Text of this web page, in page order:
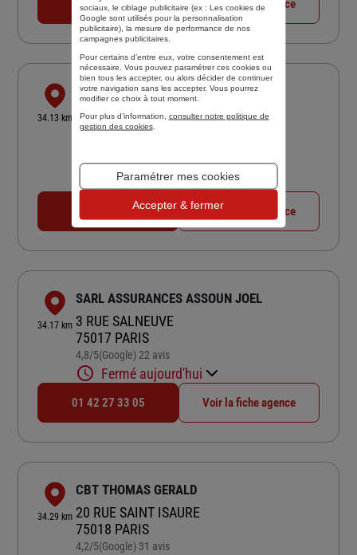
01 42 63 70 07 Voir la fiche agence
34.13 km
CABINET CTN CONSEILS - MARNE LA
26 AVE HERGE
4,9/5Note de 4.9 sur 5
(Google) 49 avis
Fermé aujourd'hui
01 86 90 50 86 Voir la fiche agence
34.17 km
SARL ASSURANCES ASSOUN JOEL
3 RUE SALNEUVE
75017 PARIS
4,8/5Note de 4.8 sur 5
(Google) 22 avis
Fermé aujourd'hui
01 42 27 33 05 Voir la fiche agence
34.29 km
CBT THOMAS GERALD
20 RUE SAINT ISAURE
75018 PARIS
4,2/5Note de 4.2 sur 5
(Google) 31 avis
sociaux, le ciblage publicitaire (ex : Les cookies de
Google sont utilisés pour la personnalisation
publicitaire), la mesure de performance de nos
campagnes publicitaires.
Pour certains d’entre eux, votre consentement est
nécessaire. Vous pouvez paramétrer ces cookies ou
bien tous les accepter, ou alors décider de continuer
votre navigation sans les accepter. Vous pourrez
modifier ce choix à tout moment.
Pour plus d’information, consulter notre politique de
gestion des cookies.
Paramétrer mes cookies
Accepter & fermer